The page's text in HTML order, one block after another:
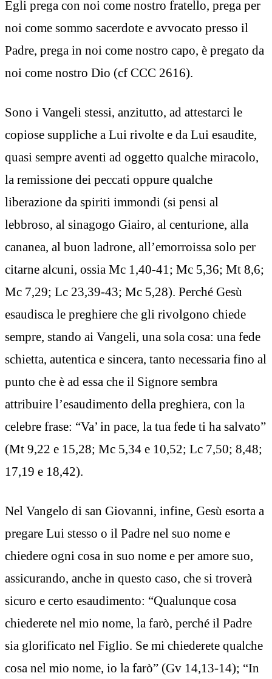
Egli prega con noi come nostro fratello, prega per
noi come sommo sacerdote e avvocato presso il
Padre, prega in noi come nostro capo, è pregato da
noi come nostro Dio (cf CCC 2616).
Sono i Vangeli stessi, anzitutto, ad attestarci le
copiose suppliche a Lui rivolte e da Lui esaudite,
quasi sempre aventi ad oggetto qualche miracolo,
la remissione dei peccati oppure qualche
liberazione da spiriti immondi (si pensi al
lebbroso, al sinagogo Giairo, al centurione, alla
cananea, al buon ladrone, all’emorroissa solo per
citarne alcuni, ossia Mc 1,40-41; Mc 5,36; Mt 8,6;
Mc 7,29; Lc 23,39-43; Mc 5,28). Perché Gesù
esaudisca le preghiere che gli rivolgono chiede
sempre, stando ai Vangeli, una sola cosa: una fede
schietta, autentica e sincera, tanto necessaria fino al
punto che è ad essa che il Signore sembra
attribuire l’esaudimento della preghiera, con la
celebre frase: “Va’ in pace, la tua fede ti ha salvato”
(Mt 9,22 e 15,28; Mc 5,34 e 10,52; Lc 7,50; 8,48;
17,19 e 18,42).
Nel Vangelo di san Giovanni, infine, Gesù esorta a
pregare Lui stesso o il Padre nel suo nome e
chiedere ogni cosa in suo nome e per amore suo,
assicurando, anche in questo caso, che si troverà
sicuro e certo esaudimento: “Qualunque cosa
chiederete nel mio nome, la farò, perché il Padre
sia glorificato nel Figlio. Se mi chiederete qualche
cosa nel mio nome, io la farò” (Gv 14,13-14); “In